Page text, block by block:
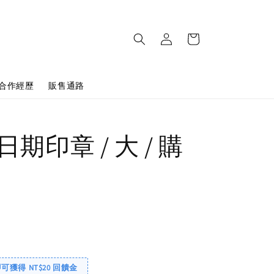
作經歷 販售通路
期印章 / 大 / 購
獲得 NT$20 回饋金